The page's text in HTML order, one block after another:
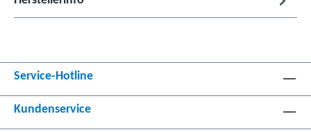
Service-Hotline
Kundenservice